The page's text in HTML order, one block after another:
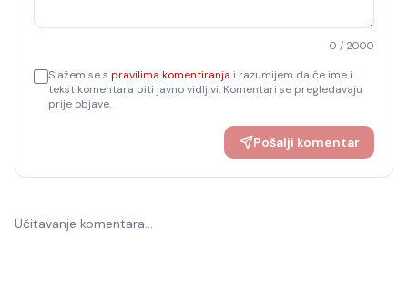
0 / 2000
Slažem se s pravilima komentiranja i razumijem da će ime i
tekst komentara biti javno vidljivi. Komentari se pregledavaju
prije objave.
Pošalji komentar
Učitavanje komentara…